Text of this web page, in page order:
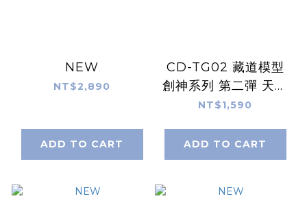
NEW
NT$2,890
ADD TO CART
CD-TG02 藏道模型
創神系列 第二彈 天罰
機甲 1/100 合金完成
NT$1,590
ADD TO CART